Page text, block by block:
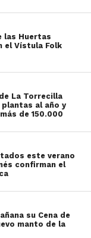
las Huertas
el Vístula Folk
La Torrecilla
al año y
de 150.000
este verano
confirman el
su Cena de
manto de la